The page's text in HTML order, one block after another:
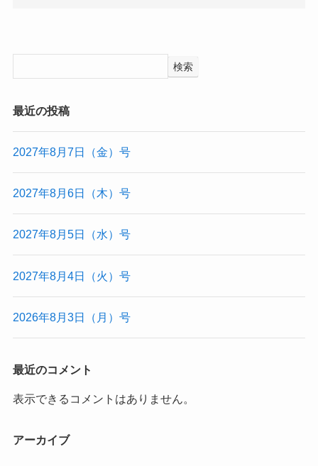
検索
最近の投稿
2027年8月7日（金）号
2027年8月6日（木）号
2027年8月5日（水）号
2027年8月4日（火）号
2026年8月3日（月）号
最近のコメント
表示できるコメントはありません。
アーカイブ